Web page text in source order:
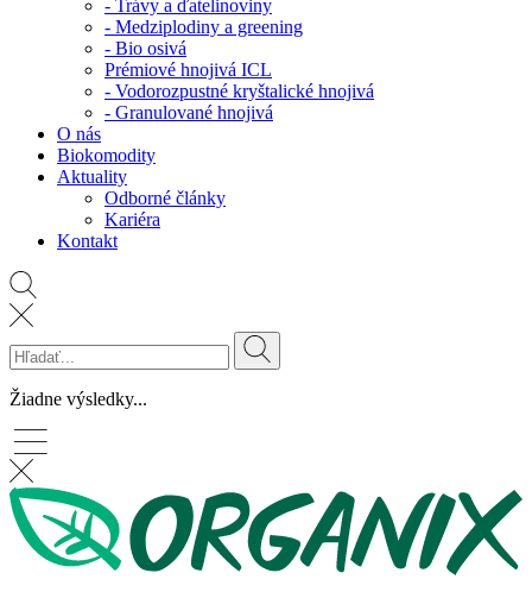
- Trávy a ďatelinoviny
- Medziplodiny a greening
- Bio osivá
Prémiové hnojivá ICL
- Vodorozpustné kryštalické hnojivá
- Granulované hnojivá
O nás
Biokomodity
Aktuality
Odborné články
Kariéra
Kontakt
Žiadne výsledky...